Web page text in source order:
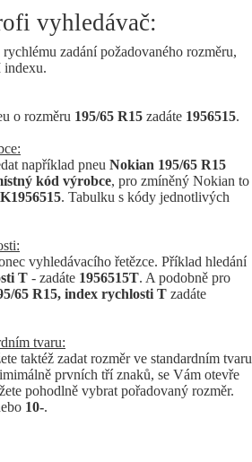
vyhledávač:
zadání požadovaného rozměru,
indexu.
o rozměru 195/65 R15 zadáte 1956515.
například pneu Nokian 195/65 R15
kód výrobce, pro zmíněný Nokian to
. Tabulku s kódy jednotlivých
vyhledávacího řetězce. Příklad hledání
T - zadáte 1956515T. A podobně pro
65 R15, index rychlosti T zadáte
tvaru:
taktéž zadat rozměr ve standardním tvaru
prvních tří znaků, se Vám otevře
pohodlně vybrat pořadovaný rozměr.
10-.